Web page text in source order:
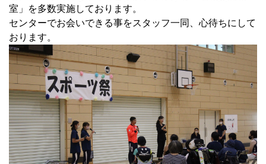
室」を多数実施しております。
センターでお会いできる事をスタッフ一同、心待ちにして
おります。